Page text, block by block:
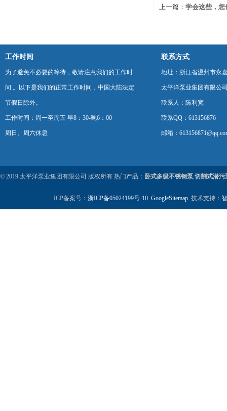
上一篇： 学会这些，您
工作时间
为了避免不必要的等待，敬请注意我们的工作时
间 。以下是我们的正常工作时间，中国大陆法定
节假日除外。
工作时间：周一至周五 早8：30-晚6：00
周日、周六休息
联系方式
地址：浙江省温州市永
太平洋泵业集团有限公
联系人：陈利宽
联系QQ：613156876
邮箱：
© 2019 太平洋泵业集团有限公司 版权所有 热门产品： 卧式多级不锈钢泵,切割式潜污
ICP备案号： 浙ICP备05024199号-10 GoogleSitemap 技术支持：